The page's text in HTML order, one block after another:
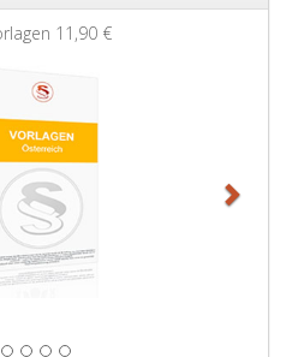
11,90 €